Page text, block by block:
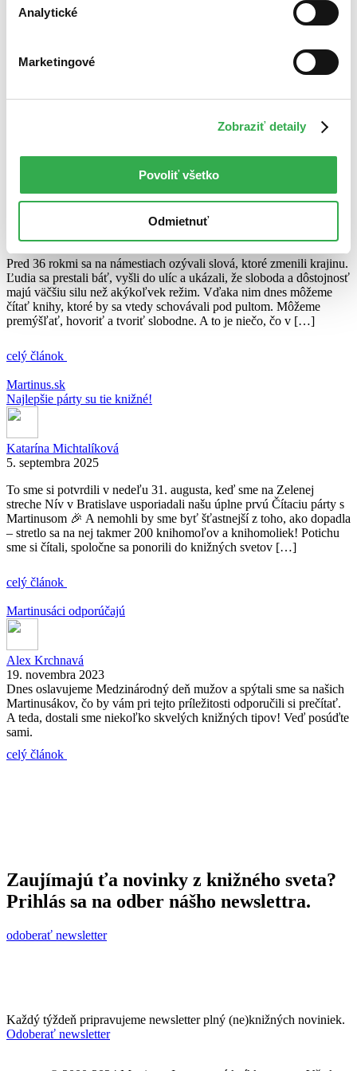
Analytické
Marketingové
Zobraziť detaily
Povoliť všetko
Odmietnuť
Juraj Šlesar
Sloboda nás spája aj v Martinuse
16. novembra 2025
Pred 36 rokmi sa na námestiach ozývali slová, ktoré zmenili krajinu.
Ľudia sa prestali báť, vyšli do ulíc a ukázali, že sloboda a dôstojnosť
majú väčšiu silu než akýkoľvek režim. Vďaka nim dnes môžeme
čítať knihy, ktoré by sa vtedy schovávali pod pultom. Môžeme
premýšľať, hovoriť a tvoriť slobodne. A to je niečo, čo v […]
celý článok
Martinus.sk
Najlepšie párty su tie knižné!
Katarína Michtalíková
5. septembra 2025
To sme si potvrdili v nedeľu 31. augusta, keď sme na Zelenej
streche Nív v Bratislave usporiadali našu úplne prvú Čítaciu párty s
Martinusom 🎉 A nemohli by sme byť šťastnejší z toho, ako dopadla
– stretlo sa na nej takmer 200 knihomoľov a knihomoliek! Potichu
sme si čítali, spoločne sa ponorili do knižných svetov […]
celý článok
Martinusáci odporúčajú
Alex Krchnavá
19. novembra 2023
Dnes oslavujeme Medzinárodný deň mužov a spýtali sme sa našich
Martinusákov, čo by vám pri tejto príležitosti odporučili si prečítať.
A teda, dostali sme niekoľko skvelých knižných tipov! Veď posúďte
sami.
celý článok
Zaujímajú ťa novinky z knižného sveta?
Prihlás sa na odber nášho newslettra.
odoberať newsletter
Každý týždeň pripravujeme newsletter plný (ne)knižných noviniek.
Odoberať newsletter